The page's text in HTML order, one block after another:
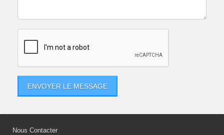
ENVOYER LE MESSAGE
Nous Contacter